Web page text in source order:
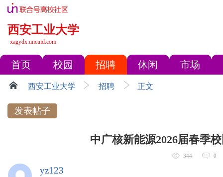
西安工业大学
xagydx.uncuid.com
首页 校园 招聘 休闲 市场
西安工业大学 招聘 正文
发表帖子
中广核新能源2026届春季
344 0
yz123